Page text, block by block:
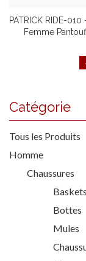
PATRICK RIDE-
Femme
Catégorie
Tous les Produits
Homme
Chaussures
Baskets
Bottes
Mules